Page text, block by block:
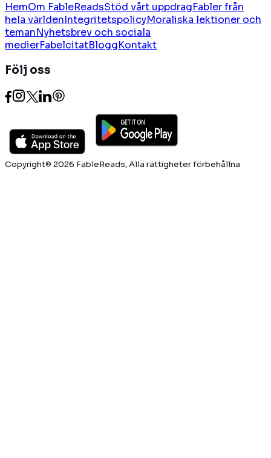
HemOm FableReadsStöd vårt uppdragFabler från
hela världenIntegritetspolicyMoraliska lektioner och
temanNyhetsbrev och sociala
medierFabelcitatBloggKontakt
Följ oss
Copyright© 2026 FableReads, Alla rättigheter förbehållna